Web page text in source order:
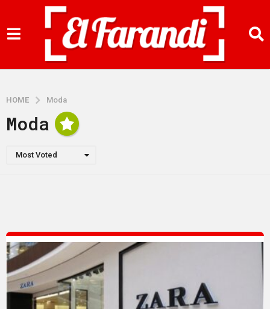
HOME Moda
Moda
Most Voted